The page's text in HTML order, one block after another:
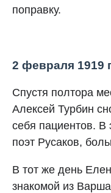
поправку.
2 февраля 1919
Спустя полтора
Алексей Турбин
себя пациентов. В
поэт Русаков,
В тот же день
знакомой из